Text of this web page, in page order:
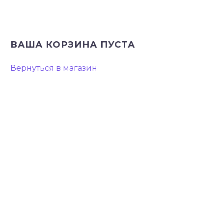
ВАША КОРЗИНА ПУСТА
Вернуться в магазин